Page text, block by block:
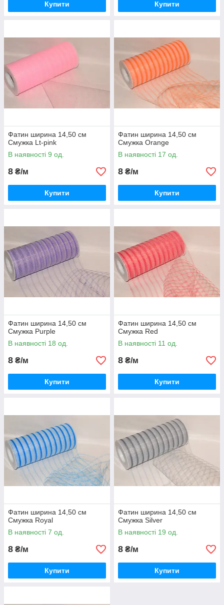
Купити Купити
Фатин ширина 14,50 см
Смужка Lt-pink
В наявності 9 од.
8 ₴/м
Купити
Фатин ширина 14,50 см
Смужка Orange
В наявності 17 од.
8 ₴/м
Купити
Фатин ширина 14,50 см
Смужка Purple
В наявності 18 од.
8 ₴/м
Купити
Фатин ширина 14,50 см
Смужка Red
В наявності 11 од.
8 ₴/м
Купити
Фатин ширина 14,50 см
Смужка Royal
В наявності 7 од.
8 ₴/м
Купити
Фатин ширина 14,50 см
Смужка Silver
В наявності 19 од.
8 ₴/м
Купити